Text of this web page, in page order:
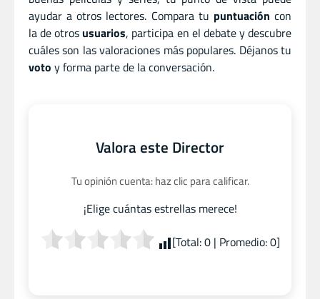
ayudar a otros lectores. Compara tu puntuación con
la de otros usuarios, participa en el debate y descubre
cuáles son las valoraciones más populares. Déjanos tu
voto y forma parte de la conversación.
Valora este Director
Tu opinión cuenta: haz clic para calificar.
¡Elige cuántas estrellas merece!
[Total:0| Promedio:0]